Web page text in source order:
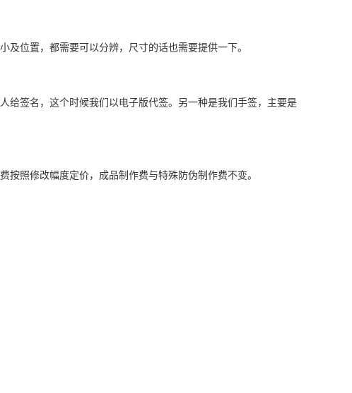
位置，都需要可以分辨，尺寸的话也需要提供一下。
给签名，这个时候我们以电子版代签。另一种是我们手签，主要是
照修改幅度定价，成品制作费与特殊防伪制作费不变。